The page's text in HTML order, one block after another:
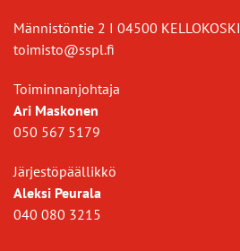
Männistöntie 2 I 04500 KELLOKOSKI
toimisto@sspl.fi
Toiminnanjohtaja
Ari Maskonen
050 567 5179
Järjestöpäällikkö
Aleksi Peurala
040 080 3215